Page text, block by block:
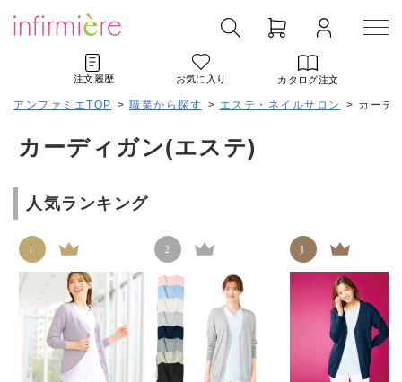
注文履歴 お気に入り カタログ注文
アンファミエTOP > 職業から探す > エステ・ネイルサロン > カーデ
カーディガン(エステ)
人気ランキング
1 2 3